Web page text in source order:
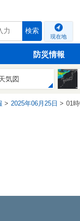
検索
現在地
防災情報
気図
2025年06月25日 01